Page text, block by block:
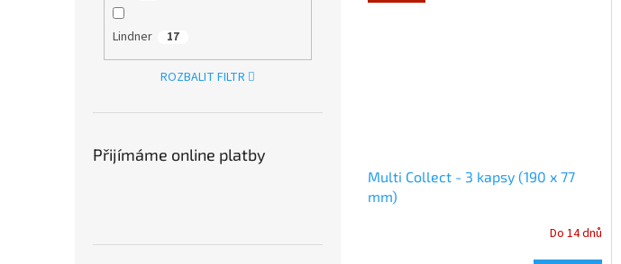
Lindner 17
ROZBALIT FILTR
Přijímáme online platby
Multi Collect - 3 kapsy (190 x 77
mm)
Do 14 dnů